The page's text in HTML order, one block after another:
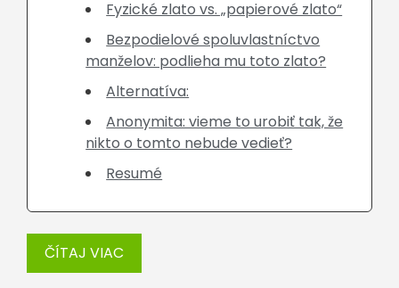
Fyzické zlato vs. „papierové zlato“
Bezpodielové spoluvlastníctvo
manželov: podlieha mu toto zlato?
Alternatíva:
Anonymita: vieme to urobiť tak, že
nikto o tomto nebude vedieť?
Resumé
ČÍTAJ VIAC